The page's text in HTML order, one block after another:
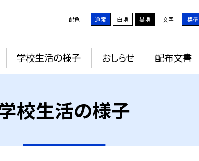
配色 通常 白地 黒地 文字 標準
学校生活の様子 おしらせ 配布文書
校生活の様子